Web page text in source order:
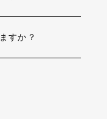
すか？